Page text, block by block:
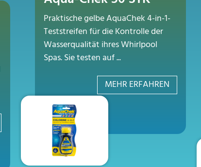
Praktische gelbe AquaChek 4-in-1-
Teststreifen für die Kontrolle der
Wasserqualität ihres Whirlpool
Spas. Sie testen auf ...
MEHR ERFAHREN